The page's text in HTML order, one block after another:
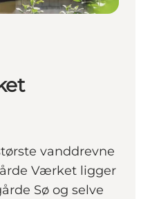
vanddrevne
Værket ligger
Sø og selve